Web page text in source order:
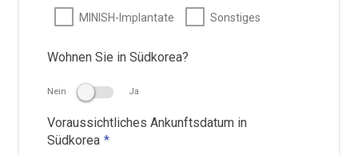
MINISH-Implantate Sonstiges
Wohnen Sie in Südkorea?
Nein Ja
Voraussichtliches Ankunftsdatum in
Südkorea *